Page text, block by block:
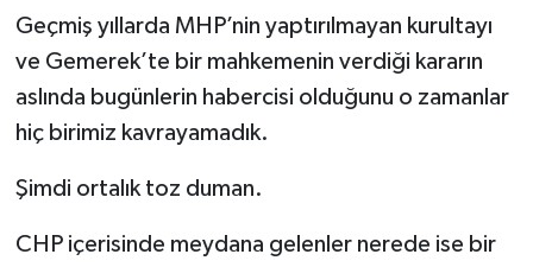
Geçmiş yıllarda MHP’nin yaptırılmayan kurultayı
ve Gemerek’te bir mahkemenin verdiği kararın
aslında bugünlerin habercisi olduğunu o zamanlar
hiç birimiz kavrayamadık.
Şimdi ortalık toz duman.
CHP içerisinde meydana gelenler nerede ise bir